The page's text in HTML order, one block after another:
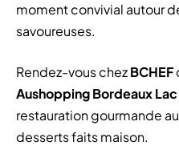
moment convivial autour
savoureuses.
Rendez-vous chezBCHEF
Aushopping Bordeaux Lac
restauration gourmande
desserts faits maison.